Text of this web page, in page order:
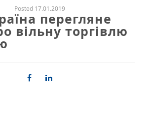
Posted 17.01.2019
перегляне
вільну торгівлю